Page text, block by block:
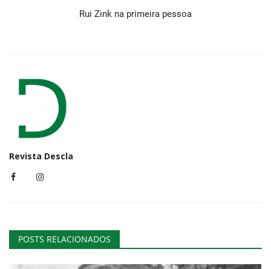
Rui Zink na primeira pessoa
Revista Descla
POSTS RELACIONADOS